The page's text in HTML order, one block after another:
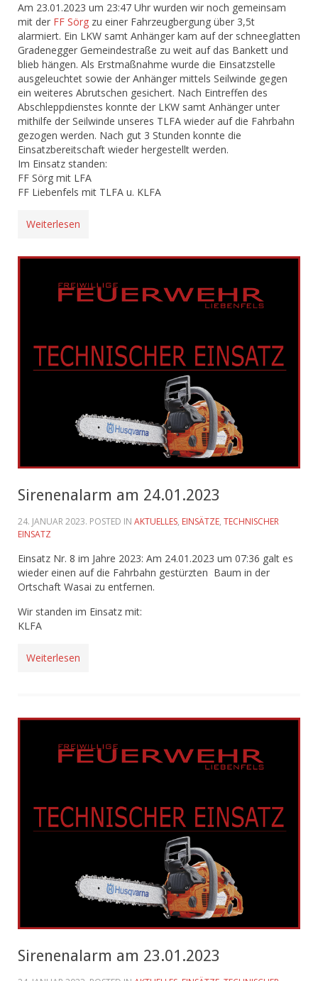
Am 23.01.2023 um 23:47 Uhr wurden wir noch gemeinsam
mit der FF Sörg zu einer Fahrzeugbergung über 3,5t
alarmiert. Ein LKW samt Anhänger kam auf der schneeglatten
Gradenegger Gemeindestraße zu weit auf das Bankett und
blieb hängen. Als Erstmaßnahme wurde die Einsatzstelle
ausgeleuchtet sowie der Anhänger mittels Seilwinde gegen
ein weiteres Abrutschen gesichert. Nach Eintreffen des
Abschleppdienstes konnte der LKW samt Anhänger unter
mithilfe der Seilwinde unseres TLFA wieder auf die Fahrbahn
gezogen werden. Nach gut 3 Stunden konnte die
Einsatzbereitschaft wieder hergestellt werden.
Im Einsatz standen:
FF Sörg mit LFA
FF Liebenfels mit TLFA u. KLFA
Weiterlesen
Sirenenalarm am 24.01.2023
24. JANUAR 2023. POSTED IN AKTUELLES, EINSÄTZE, TECHNISCHER
EINSATZ
Einsatz Nr. 8 im Jahre 2023: Am 24.01.2023 um 07:36 galt es
wieder einen auf die Fahrbahn gestürzten Baum in der
Ortschaft Wasai zu entfernen.
Wir standen im Einsatz mit:
KLFA
Weiterlesen
Sirenenalarm am 23.01.2023